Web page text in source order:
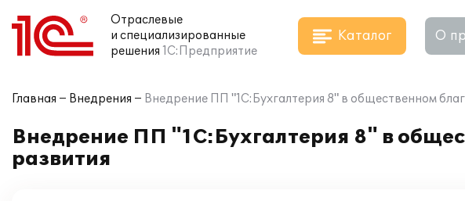
Отраслевые
и специализированные
решения 1С:Предприятие
Каталог О
Главная Внедрения Внедрение ПП "1С:Бухгалтерия 8" в общественном
Внедрение ПП "1С:Бухгалтерия 8" в
развития